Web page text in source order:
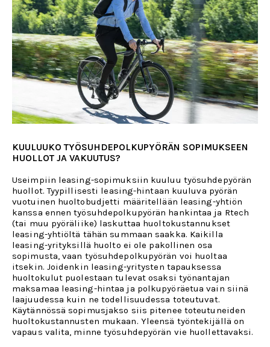
KUULUUKO TYÖSUHDEPOLKUPYÖRÄN SOPIMUKSEEN
HUOLLOT JA VAKUUTUS?
Useimpiin leasing-sopimuksiin kuuluu työsuhdepyörän
huollot. Tyypillisesti leasing-hintaan kuuluva pyörän
vuotuinen huoltobudjetti määritellään leasing-yhtiön
kanssa ennen työsuhdepolkupyörän hankintaa ja Rtech
(tai muu pyöräliike) laskuttaa huoltokustannukset
leasing-yhtiöltä tähän summaan saakka. Kaikilla
leasing-yrityksillä huolto ei ole pakollinen osa
sopimusta, vaan työsuhdepolkupyörän voi huoltaa
itsekin. Joidenkin leasing-yritysten tapauksessa
huoltokulut puolestaan tulevat osaksi työnantajan
maksamaa leasing-hintaa ja polkupyöräetua vain siinä
laajuudessa kuin ne todellisuudessa toteutuvat.
Käytännössä sopimusjakso siis pitenee toteutuneiden
huoltokustannusten mukaan. Yleensä työntekijällä on
vapaus valita, minne työsuhdepyörän vie huollettavaksi.